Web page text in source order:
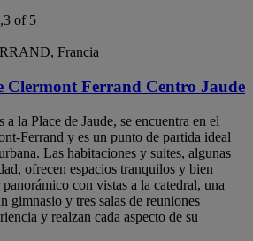
of 5
Francia
Clermont Ferrand Centro Jaude
la Place de Jaude, se encuentra en el
Ferrand y es un punto de partida ideal
Las habitaciones y suites, algunas
ofrecen espacios tranquilos y bien
con vistas a la catedral, una
gimnasio y tres salas de reuniones
y realzan cada aspecto de su